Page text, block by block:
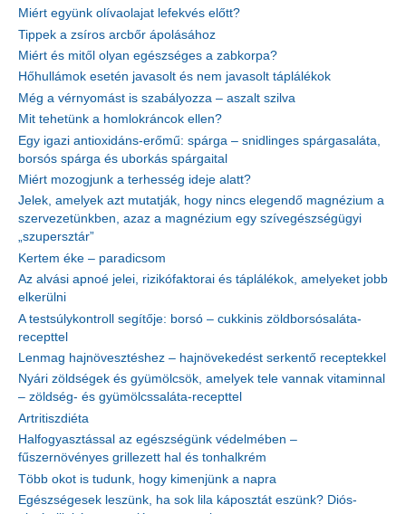
Miért együnk olívaolajat lefekvés előtt?
Tippek a zsíros arcbőr ápolásához
Miért és mitől olyan egészséges a zabkorpa?
Hőhullámok esetén javasolt és nem javasolt táplálékok
Még a vérnyomást is szabályozza – aszalt szilva
Mit tehetünk a homlokráncok ellen?
Egy igazi antioxidáns-erőmű: spárga – snidlinges spárgasaláta,
borsós spárga és uborkás spárgaital
Miért mozogjunk a terhesség ideje alatt?
Jelek, amelyek azt mutatják, hogy nincs elegendő magnézium a
szervezetünkben, azaz a magnézium egy szívegészségügyi
„szupersztár”
Kertem éke – paradicsom
Az alvási apnoé jelei, rizikófaktorai és táplálékok, amelyeket jobb
elkerülni
A testsúlykontroll segítője: borsó – cukkinis zöldborsósaláta-
recepttel
Lenmag hajnövesztéshez – hajnövekedést serkentő receptekkel
Nyári zöldségek és gyümölcsök, amelyek tele vannak vitaminnal
– zöldség- és gyümölcssaláta-recepttel
Artritiszdiéta
Halfogyasztással az egészségünk védelmében –
fűszernövényes grillezett hal és tonhalkrém
Több okot is tudunk, hogy kimenjünk a napra
Egészségesek leszünk, ha sok lila káposztát eszünk? Diós-